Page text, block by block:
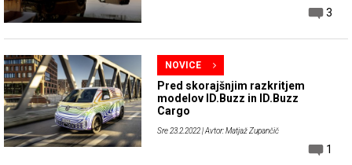
3
NOVICE
Pred skorajšnjim razkritjem
modelov ID.Buzz in ID.Buzz
Cargo
Sre 23.2.2022| Avtor: Matjaž Zupančič
1